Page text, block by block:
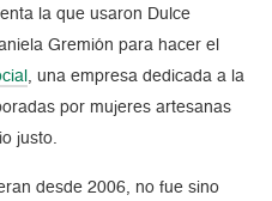
la que usaron Dulce
Gremión para hacer el
, una empresa dedicada a la
por mujeres artesanas
justo.
desde 2006, no fue sino